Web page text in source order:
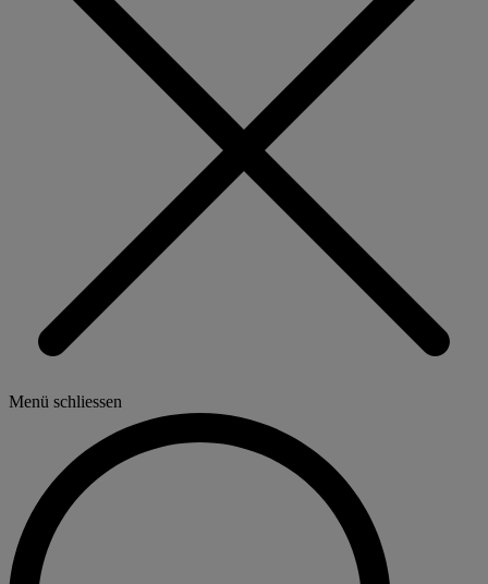
Menü schliessen